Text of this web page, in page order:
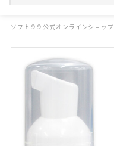
ソフト９９公式オンラインショップ